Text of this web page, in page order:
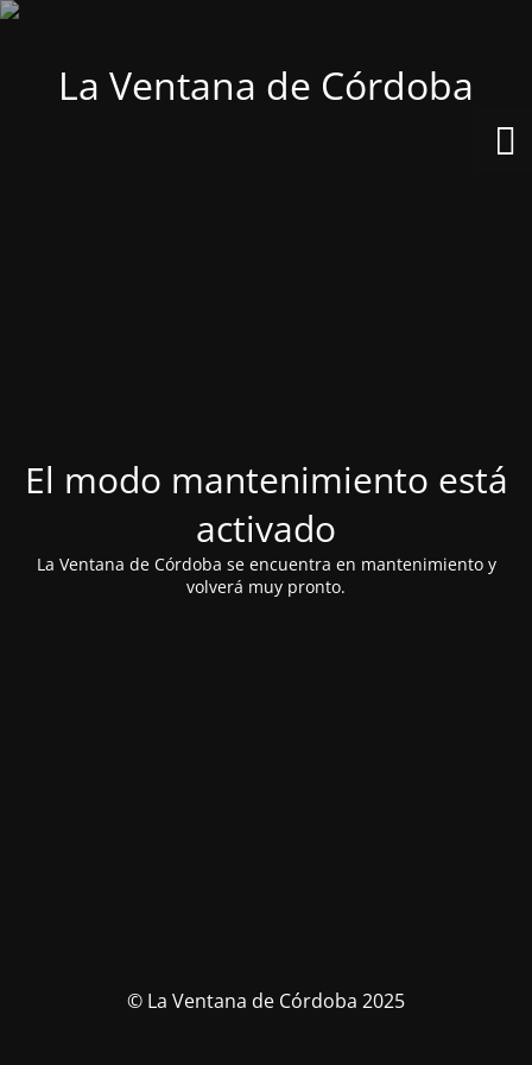
La Ventana de Córdoba
El modo mantenimiento está
activado
La Ventana de Córdoba se encuentra en mantenimiento y
volverá muy pronto.
© La Ventana de Córdoba 2025